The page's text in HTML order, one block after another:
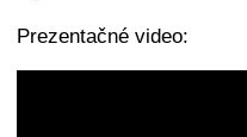
Prezentačné video: